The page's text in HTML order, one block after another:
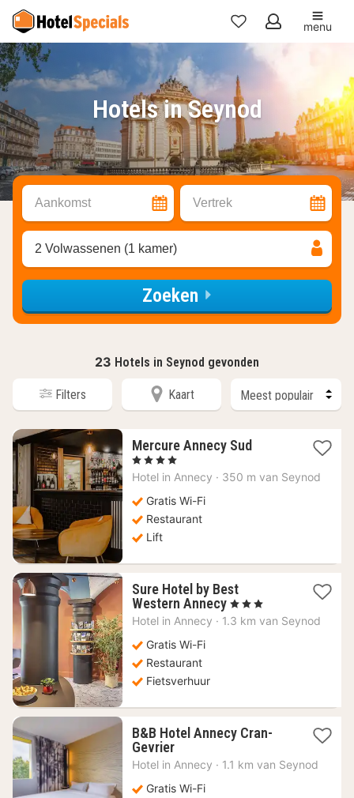
Mijn
favorieten
menu
Hotels in Seynod
Aankomst Vertrek
2 Volwassenen (1 kamer)
Zoeken
23 Hotels in Seynod gevonden
Filters Kaart
Mercure Annecy Sud1
vanaf
, 4 Sterren
Hotel in Annecy · 350 m van Seynod
Gratis Wi-Fi
Restaurant
Lift
Sure Hotel by Best
Western Annecy 1
nacht
, 3 Sterren
Hotel in Annecy · 1.3 km van Seynod
Gratis Wi-Fi
Restaurant
Fietsverhuur
B&B Hotel Annecy Cran-
Gevrier1
nacht
vanaf
104,34
Hotel in Annecy · 1.1 km van Seynod
Gratis Wi-Fi